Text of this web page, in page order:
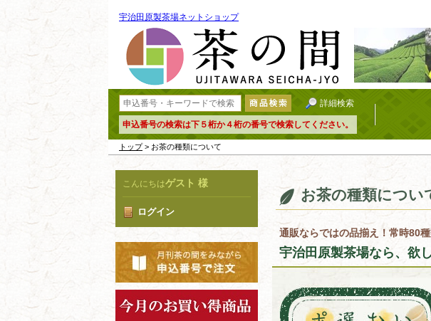
宇治田原製茶場ネットショップ
詳細検索
申込番号の検索は下５桁か４桁の番号で検索してください。
トップ> お茶の種類について
こんにちはゲスト 様
ログイン
お茶の種類につい
通販ならではの品揃え！常時80
宇治田原製茶場なら、欲